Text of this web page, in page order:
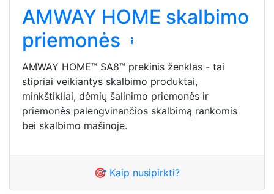
AMWAY HOME skalbimo
priemonės
AMWAY HOME™ SA8™ prekinis ženklas - tai
stipriai veikiantys skalbimo produktai,
minkštikliai, dėmių šalinimo priemonės ir
priemonės palengvinančios skalbimą rankomis
bei skalbimo mašinoje.
🎯 Kaip nusipirkti?